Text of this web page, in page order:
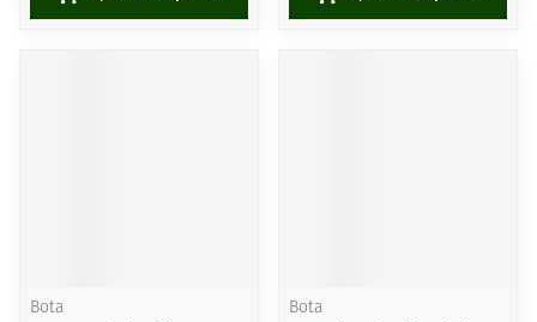
Bota Bota